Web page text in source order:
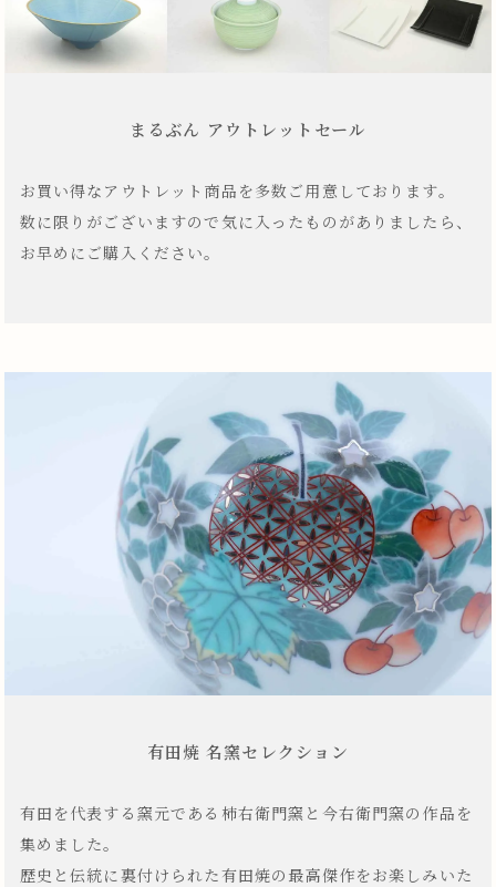
まるぶん アウトレットセール
お買い得なアウトレット商品を多数ご用意しております。
数に限りがございますので気に入ったものがありましたら、
お早めにご購入ください。
有田焼 名窯セレクション
有田を代表する窯元である柿右衛門窯と今右衛門窯の作品を
集めました。
歴史と伝統に裏付けられた有田焼の最高傑作をお楽しみいた